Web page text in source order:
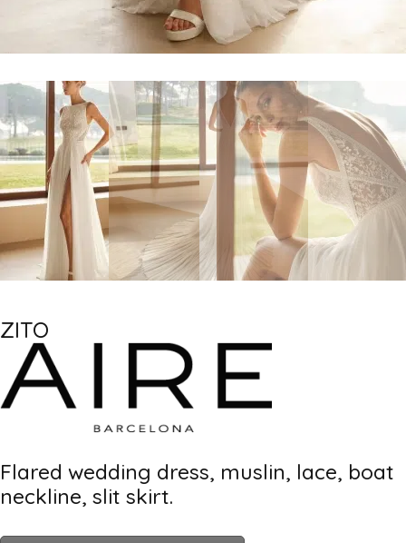
ZITO
Flared wedding dress, muslin, lace, boat
neckline, slit skirt.